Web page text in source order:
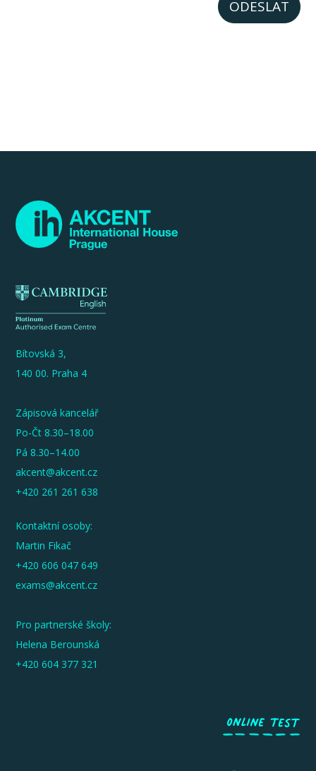
Bítovská 3,
140 00. Praha 4
Zápisová kancelář
Po-Čt 8.30–18.00
Pá 8.30–14.00
akcent@akcent.cz
+420 261 261 638
Kontaktní osoby:
Martin Fikač
+420 606 047 649
exams@akcent.cz
Pro partnerské školy:
Helena Berounská
+420 604 377 321